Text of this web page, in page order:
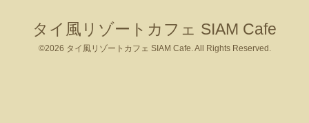
タイ風リゾートカフェ SIAM Cafe
©2026 タイ風リゾートカフェ SIAM Cafe . All Rights Reserved.